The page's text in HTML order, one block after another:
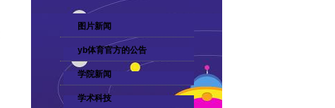
图片新闻
yb体育官方的公告
学院新闻
学术科技